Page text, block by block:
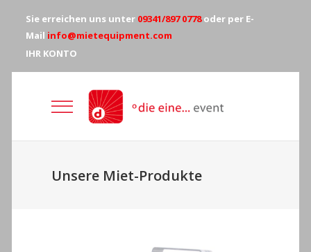
Sie erreichen uns unter 09341/897 0778oder per E-
Mail info@mietequipment.com
IHR KONTO
Unsere Miet-Produkte